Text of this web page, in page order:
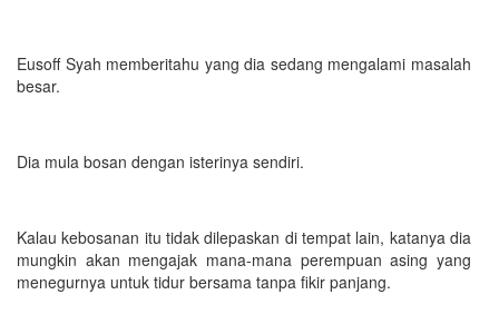
Eusoff Syah memberitahu yang dia sedang mengalami masalah
besar.
Dia mula bosan dengan isterinya sendiri.
Kalau kebosanan itu tidak dilepaskan di tempat lain, katanya dia
mungkin akan mengajak mana-mana perempuan asing yang
menegurnya untuk tidur bersama tanpa fikir panjang.